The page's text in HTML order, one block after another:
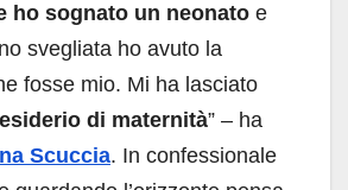
ho sognato un neonato e
svegliata ho avuto la
fosse mio. Mi ha lasciato
di maternità” – ha
Scuccia. In confessionale